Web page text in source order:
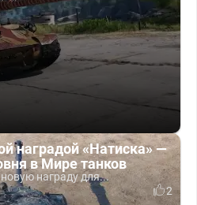
наградой «Натиска» —
в Мире танков
награду для...
2